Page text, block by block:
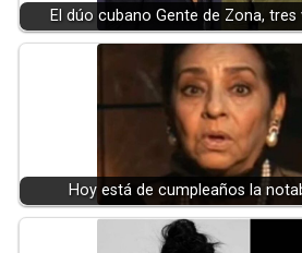
El dúo cubano Gente de Zona,
Hoy está de cumpleaños la